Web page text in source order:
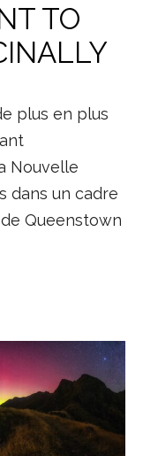
TO
plus en plus
Nouvelle
dans un cadre
Queenstown